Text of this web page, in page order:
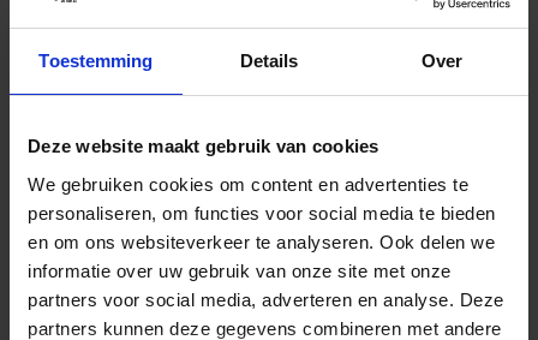
Toestemming Details Over
Deze website maakt gebruik van cookies
We gebruiken cookies om content en advertenties te
personaliseren, om functies voor social media te bieden
en om ons websiteverkeer te analyseren. Ook delen we
informatie over uw gebruik van onze site met onze
partners voor social media, adverteren en analyse. Deze
partners kunnen deze gegevens combineren met andere
+
Stuk